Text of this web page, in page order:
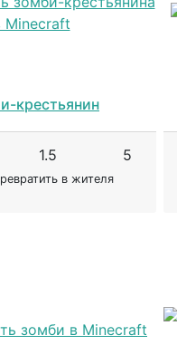
крестьянин
1.5 5
в жителя